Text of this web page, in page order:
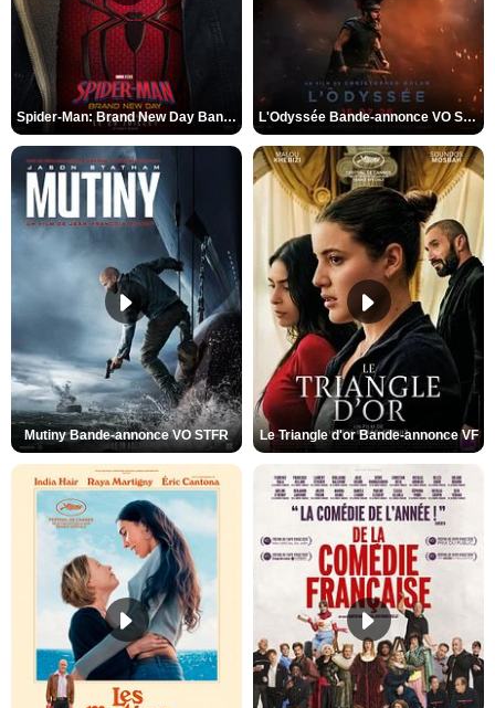
Spider-Man: Brand New Day Bande-annonce VO STFR L'Odyssée Bande-annonce VO STFR
Mutiny Bande-annonce VO STFR Le Triangle d'or Bande-annonce VF